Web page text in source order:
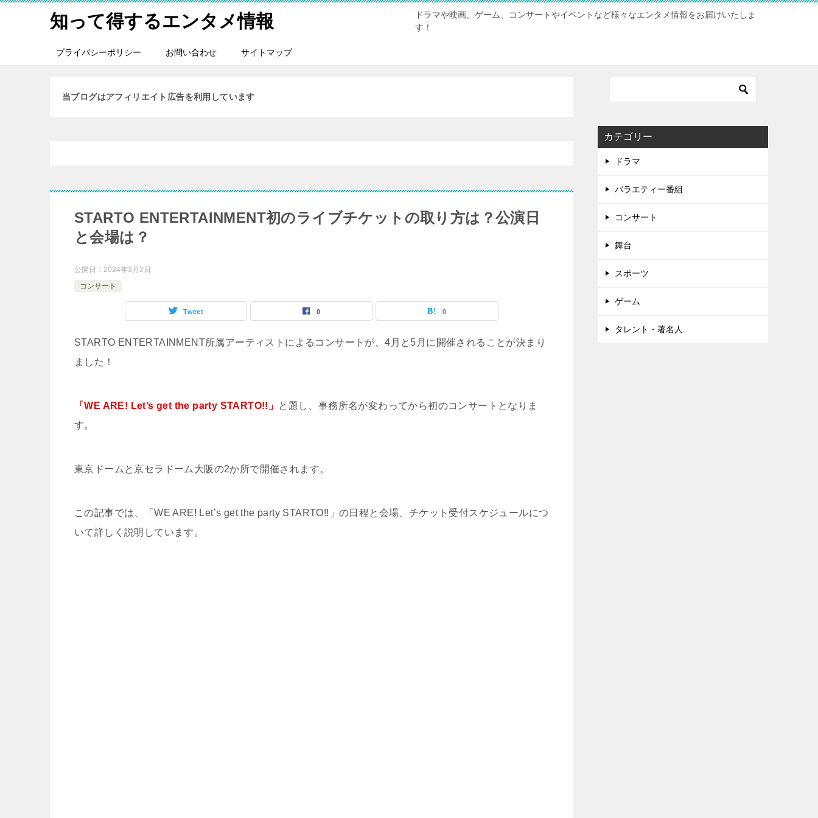
知って得するエンタメ情報
ドラマや映画、ゲーム、コンサートやイベントなど様々なエンタメ情報をお届けいたしま
す！
プライバシーポリシー お問い合わせ サイトマップ
当ブログはアフィリエイト広告を利用しています
STARTO ENTERTAINMENT初のライブチケットの取り方は？公演日
と会場は？
公開日： 2024年3月2日
コンサート
Tweet 0 0
STARTO ENTERTAINMENT所属アーティストによるコンサートが、4月と5月に開催されることが決まり
ました！
「WE ARE! Let’s get the party STARTO!!」 と題し、事務所名が変わってから初のコンサートとなりま
す。
東京ドームと京セラドーム大阪の2か所で開催されます。
この記事では、「WE ARE! Let’s get the party STARTO!!」の日程と会場、チケット受付スケジュールにつ
いて詳しく説明しています。
カテゴリー
ドラマ
バラエティー番組
コンサート
舞台
スポーツ
ゲーム
タレント・著名人